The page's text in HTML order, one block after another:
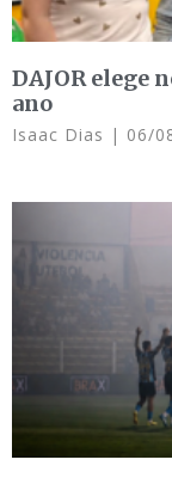
DAJOR elege
ano
Isaac Dias 06/